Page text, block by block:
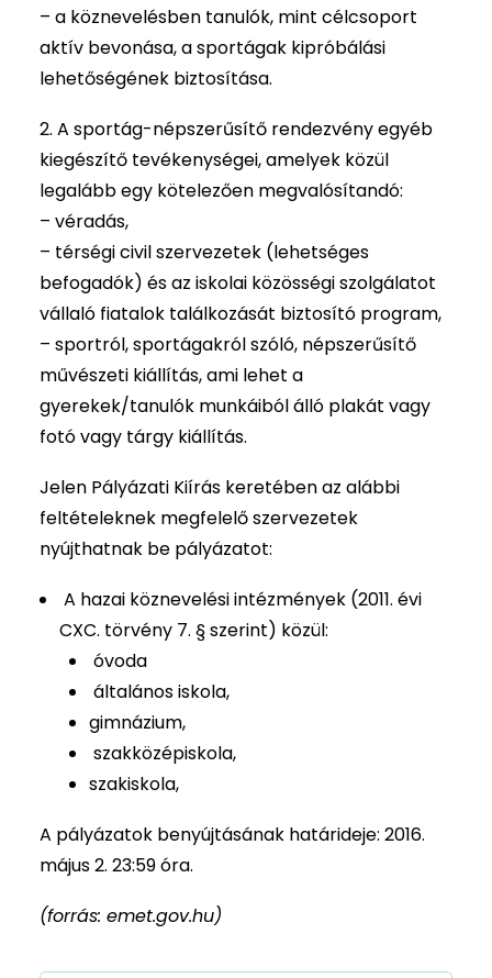
– a köznevelésben tanulók, mint célcsoport
aktív bevonása, a sportágak kipróbálási
lehetőségének biztosítása.
2. A sportág-népszerűsítő rendezvény egyéb
kiegészítő tevékenységei, amelyek közül
legalább egy kötelezően megvalósítandó:
– véradás,
– térségi civil szervezetek (lehetséges
befogadók) és az iskolai közösségi szolgálatot
vállaló fiatalok találkozását biztosító program,
– sportról, sportágakról szóló, népszerűsítő
művészeti kiállítás, ami lehet a
gyerekek/tanulók munkáiból álló plakát vagy
fotó vagy tárgy kiállítás.
Jelen Pályázati Kiírás keretében az alábbi
feltételeknek megfelelő szervezetek
nyújthatnak be pályázatot:
A hazai köznevelési intézmények (2011. évi
CXC. törvény 7. § szerint) közül:
óvoda
általános iskola,
gimnázium,
szakközépiskola,
szakiskola,
A pályázatok benyújtásának határideje: 2016.
május 2. 23:59 óra.
(forrás: emet.gov.hu)